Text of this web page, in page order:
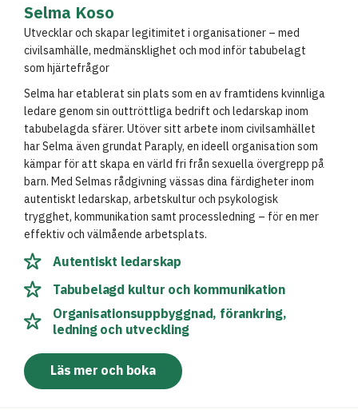
Selma Koso
Utvecklar och skapar legitimitet i organisationer – med
civilsamhälle, medmänsklighet och mod inför tabubelagt
som hjärtefrågor
Selma har etablerat sin plats som en av framtidens kvinnliga
ledare genom sin outtröttliga bedrift och ledarskap inom
tabubelagda sfärer. Utöver sitt arbete inom civilsamhället
har Selma även grundat Paraply, en ideell organisation som
kämpar för att skapa en värld fri från sexuella övergrepp på
barn. Med Selmas rådgivning vässas dina färdigheter inom
autentiskt ledarskap, arbetskultur och psykologisk
trygghet, kommunikation samt processledning – för en mer
effektiv och välmående arbetsplats.
Autentiskt ledarskap
Tabubelagd kultur och kommunikation
Organisationsuppbyggnad, förankring,
ledning och utveckling
Läs mer och boka